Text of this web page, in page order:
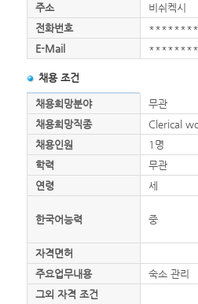
주소
비쉬켁시
전화번호
E-Mail
채용 조건
채용희망분야
무관
채용희망직종
Clerical
채용인원
1명
학력
무관
연령
세
한국어능력 중
자격면허
주요업무내용
숙소 관리
그외 자격 조건